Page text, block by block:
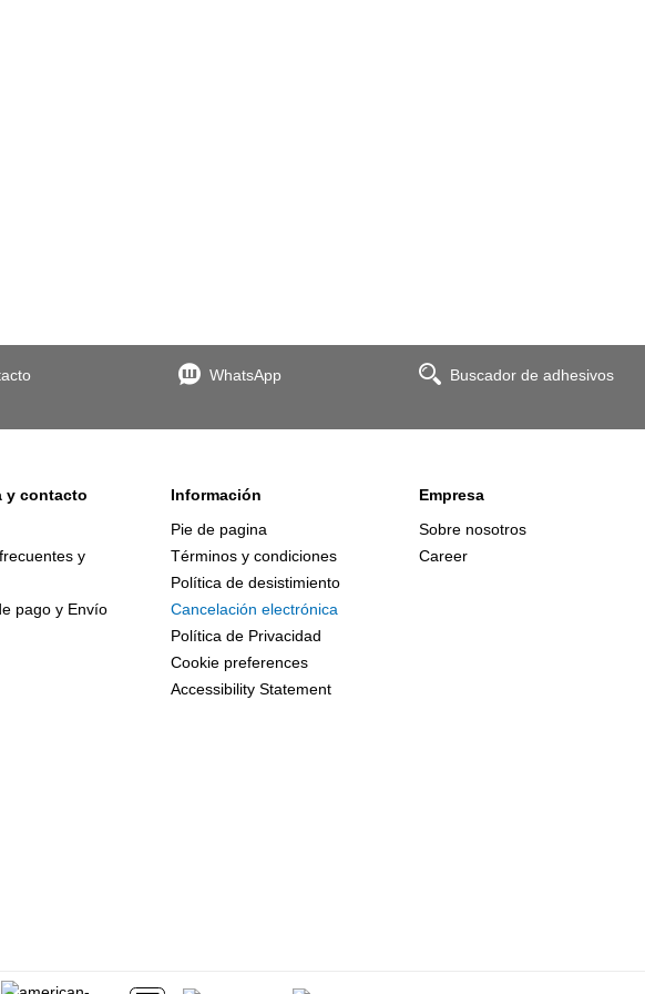
WhatsApp Buscador de adhesivos
y contacto
y
pago y Envío
Información
Pie de pagina
Términos y condiciones
Política de desistimiento
Cancelación electrónica
Política de Privacidad
Cookie preferences
Accessibility Statement
Empresa
Sobre nosotros
Career